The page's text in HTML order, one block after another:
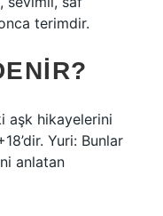
terimdir.
aşk hikayelerini
Yuri: Bunlar
anlatan